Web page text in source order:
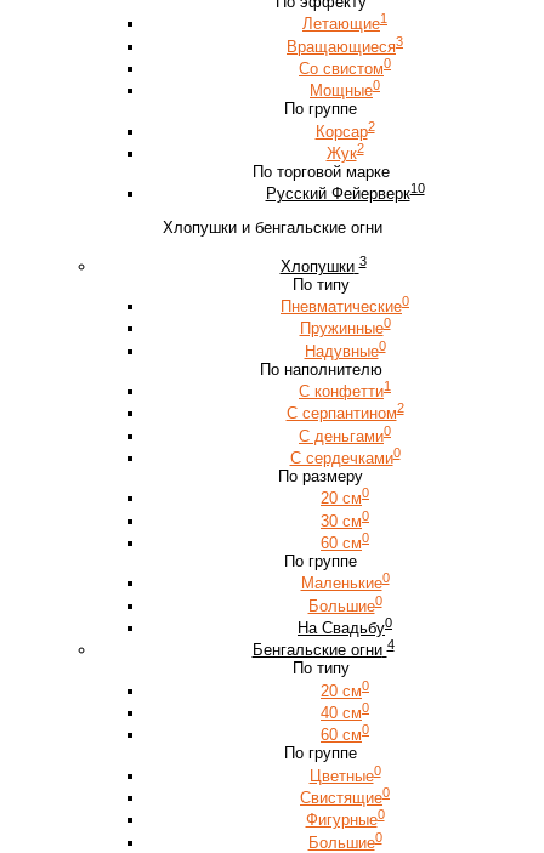
Летающие1
Вращающиеся3
Со свистом0
Мощные0
По группе
Корсар2
Жук2
По торговой марке
Русский Фейерверк10
Хлопушки и бенгальские огни
Хлопушки 3
По типу
Пневматические0
Пружинные0
Надувные0
По наполнителю
С конфетти1
С серпантином2
С деньгами0
С сердечками0
По размеру
20 см0
30 см0
60 см0
По группе
Маленькие0
Большие0
На Свадьбу0
Бенгальские огни 4
По типу
20 см0
40 см0
60 см0
По группе
Цветные0
Свистящие0
Фигурные0
Большие0